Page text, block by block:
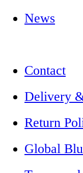
News
Contact
Delivery
Return
Global